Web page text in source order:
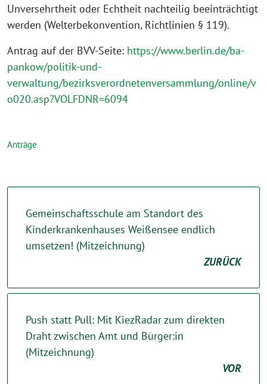
Unversehrtheit oder Echtheit nachteilig beeinträchtigt
werden (Welterbekonvention, Richtlinien § 119).
Antrag auf der BVV-Seite: https://www.berlin.de/ba-
pankow/politik-und-
verwaltung/bezirksverordnetenversammlung/online/v
o020.asp?VOLFDNR=6094
Anträge
Gemeinschaftsschule am Standort des
Kinderkrankenhauses Weißensee endlich
umsetzen! (Mitzeichnung)
ZURÜCK
Push statt Pull: Mit KiezRadar zum direkten
Draht zwischen Amt und Bürger:in
(Mitzeichnung)
VOR